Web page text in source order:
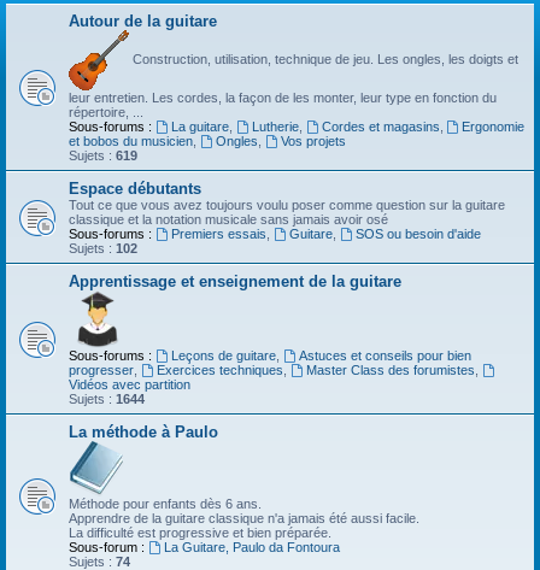
Autour de la guitare
Construction, utilisation, technique de jeu. Les ongles, les doigts et
leur entretien. Les cordes, la façon de les monter, leur type en fonction du
répertoire, ...
Sous-forums :
La guitare, Lutherie, Cordes et magasins
Ergonomie
et bobos du musicien
Ongles
Vos projets
Sujets : 619
Espace débutants
Tout ce que vous avez toujours voulu poser comme question sur la guitare
classique et la notation musicale sans jamais avoir osé
Sous-forums :
Premiers essais Guitare,
SOS ou besoin d'aide
Sujets : 102
Apprentissage et enseignement de la guitare
Sous-forums : Leçons de guitare,
Astuces et conseils pour bien
progresser
Exercices techniques Master Class des forumistes
Vidéos avec partition
Sujets : 1644
La méthode à Paulo
Méthode pour enfants dès 6 ans.
Apprendre de la guitare classique n'a jamais été aussi facile.
La difficulté est progressive et bien préparée.
Sous-forum :
La Guitare, Paulo da Fontoura
Sujets : 74